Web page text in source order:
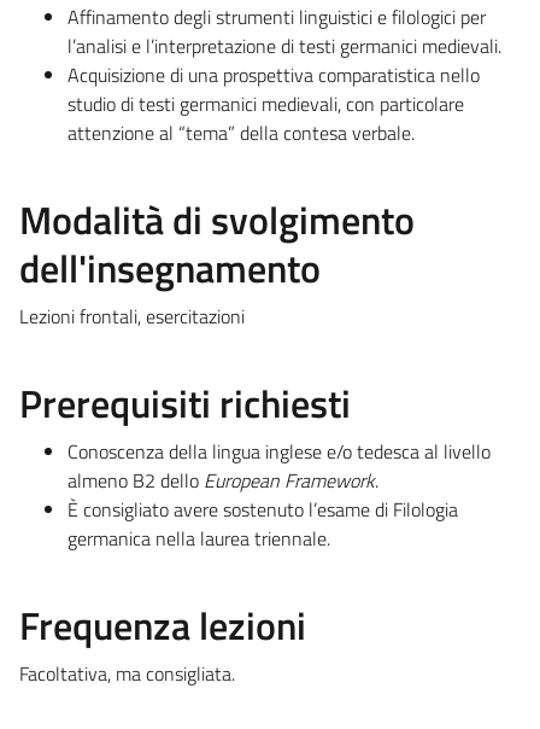
Affinamento degli strumenti linguistici e filologici per
l’analisi e l’interpretazione di testi germanici medievali.
Acquisizione di una prospettiva comparatistica nello
studio di testi germanici medievali, con particolare
attenzione al “tema” della contesa verbale.
Modalità di svolgimento
dell'insegnamento
Lezioni frontali, esercitazioni
Prerequisiti richiesti
Conoscenza della lingua inglese e/o tedesca al livello
almeno B2 dello European Framework.
È consigliato avere sostenuto l’esame di Filologia
germanica nella laurea triennale.
Frequenza lezioni
Facoltativa, ma consigliata.